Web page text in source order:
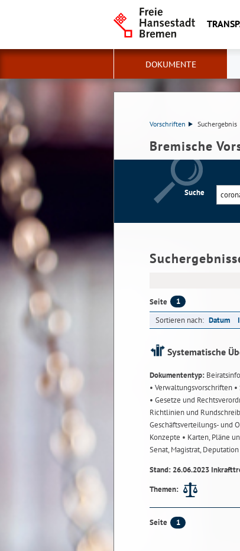
DOKUMENTE
Vorschriften Suchergebnis
Bremische
Suche
Seite 1
Sortieren nach: Datum
Systematische
Dokumententyp:
• Verwaltungsvorschriften
• Gesetze und
Richtlinien und
Geschäftsverteilungs- und
Konzepte • Karten, Pläne
Senat, Magistrat,
Stand: 26.06.2023
Themen:
Seite 1